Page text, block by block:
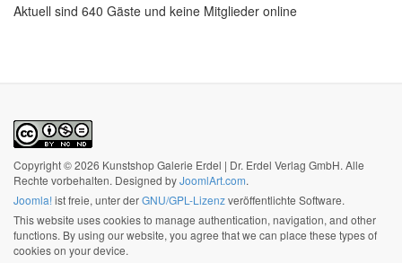
Aktuell sind 640 Gäste und keine Mitglieder online
Copyright © 2026 Kunstshop Galerie Erdel | Dr. Erdel Verlag GmbH. Alle
Rechte vorbehalten. Designed byJoomlArt.com.
Joomla!ist freie, unter derGNU/GPL-Lizenzveröffentlichte Software.
This website uses cookies to manage authentication, navigation, and other
functions. By using our website, you agree that we can place these types of
cookies on your device.